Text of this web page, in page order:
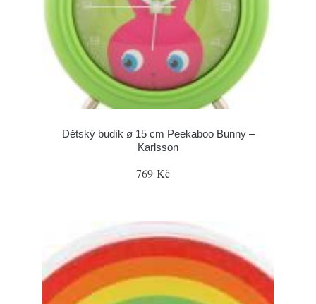
Dětský budík ø 15 cm Peekaboo Bunny –
Karlsson
769 Kč